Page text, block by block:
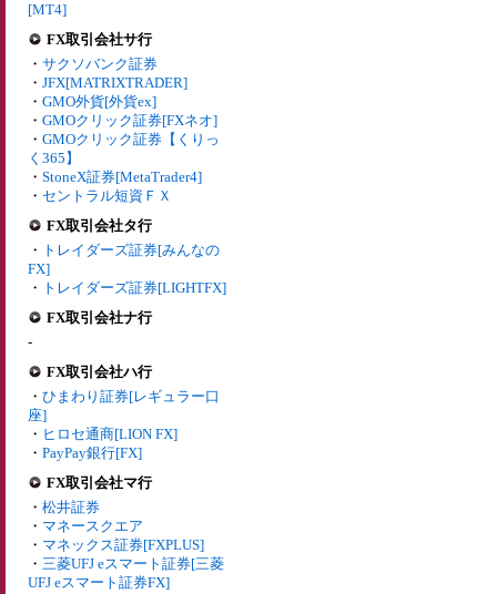
[MT4]
FX取引会社サ行
・ サクソバンク証券
・ JFX[MATRIXTRADER]
・ GMO外貨[外貨ex]
・ GMOクリック証券[FXネオ]
・ GMOクリック証券【くりっ
く365】
・ StoneX証券[MetaTrader4]
・ セントラル短資ＦＸ
FX取引会社タ行
・ トレイダーズ証券[みんなの
FX]
・ トレイダーズ証券[LIGHTFX]
FX取引会社ナ行
-
FX取引会社ハ行
・ ひまわり証券[レギュラー口
座]
・ ヒロセ通商[LION FX]
・ PayPay銀行[FX]
FX取引会社マ行
・ 松井証券
・ マネースクエア
・ マネックス証券[FXPLUS]
・ 三菱UFJ eスマート証券[三菱
UFJ eスマート証券FX]